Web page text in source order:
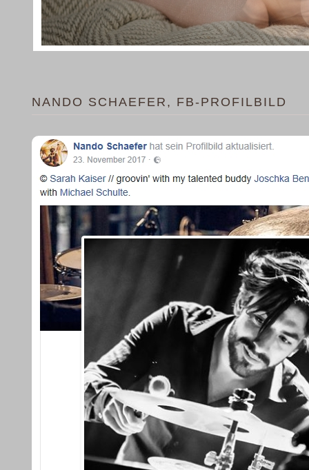
NANDO SCHAEFER, FB-PROFILBILD